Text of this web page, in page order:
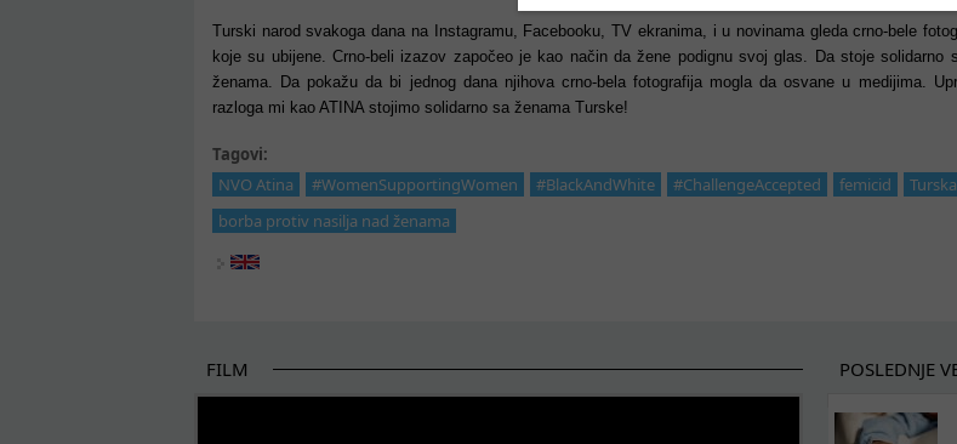
Turski narod svakoga dana na Instagramu, Facebooku, TV ekranima, i u novinama gleda crno-bele
koje su ubijene. Crno-beli izazov započeo je kao način da žene podignu svoj glas. Da stoje solidarno
ženama. Da pokažu da bi jednog dana njihova crno-bela fotografija mogla da osvane u medijima.
razloga mi kao ATINA stojimo solidarno sa ženama Turske!
Tagovi:
NVO Atina
#WomenSupportingWomen #BlackAndWhite #ChallengeAccepted femicid
Turska
borba protiv nasilja nad ženama
FILM
POSLEDNJE